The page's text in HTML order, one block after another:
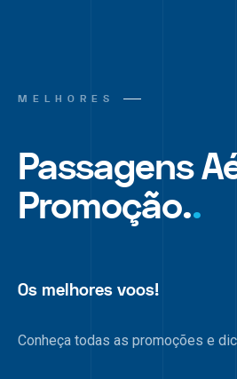
MELHORES
Passagens
Promoção..
Os melhores voos!
Conheça todas as promoções e